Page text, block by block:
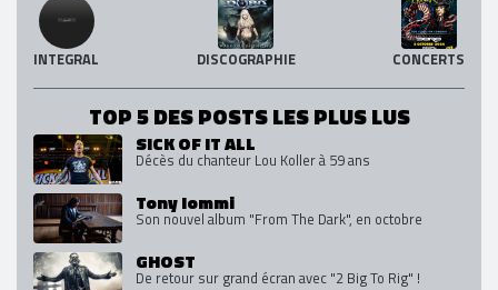
INTEGRAL DISCOGRAPHIE CONCERTS
TOP 5 DES POSTS LES PLUS LUS
SICK OF IT ALL
Décès du chanteur Lou Koller à 59 ans
Tony Iommi
Son nouvel album "From The Dark", en octobre
GHOST
De retour sur grand écran avec "2 Big To Rig" !